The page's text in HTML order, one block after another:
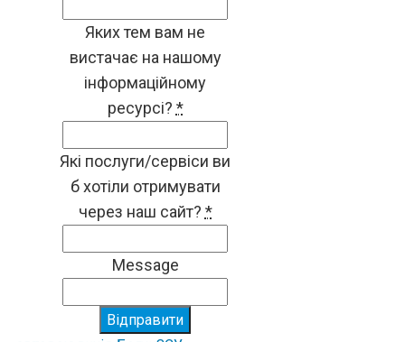
Яких тем вам не
вистачає на нашому
інформаційному
ресурсі? *
Які послуги/сервіси ви
б хотіли отримувати
через наш сайт? *
Message
Відправити